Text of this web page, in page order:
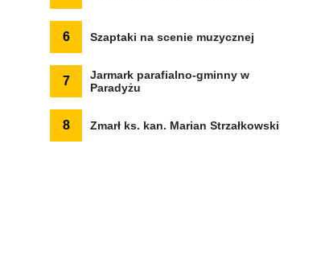
6 Szaptaki na scenie muzycznej
7
Jarmark parafialno-gminny w
Paradyżu
8 Zmarł ks. kan. Marian Strzałkowski